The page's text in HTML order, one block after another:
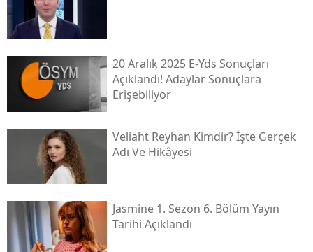
20 Aralık 2025 E-Yds Sonuçları
Açıklandı! Adaylar Sonuçlara
Erişebiliyor
Veliaht Reyhan Kimdir? İşte Gerçek
Adı Ve Hikâyesi
Jasmine 1. Sezon 6. Bölüm Yayın
Tarihi Açıklandı